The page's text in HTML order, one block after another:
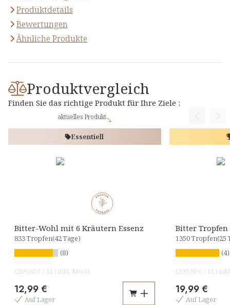
Produktdetails
Bewertungen
Ähnliche Produkte
Produktvergleich
Finden Sie das richtige Produkt für Ihre Ziele :
aktuelles Produkt
Essentiell
Bitter-Wohl mit 6 Kräutern Essenz
833 Tropfen(42 Tage)
(8)
(259,80 € / 1L) inkl. MwSt
12,99 €
Auf Lager
Bitter Tropfen
1350 Tropfen(25
(4)
(399,80 € / 1L)
19,99 €
Auf Lager